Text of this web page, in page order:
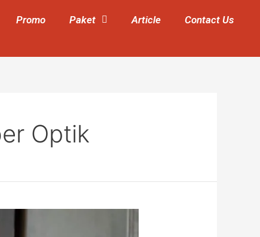
Promo Paket Article Contact Us
Optik